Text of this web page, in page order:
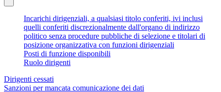
Incarichi dirigenziali, a qualsiasi titolo conferiti, ivi inclusi
quelli conferiti discrezionalmente dall'organo di indirizzo
politico senza procedure pubbliche di selezione e titolari di
posizione organizzativa con funzioni dirigenziali
Posti di funzione disponibili
Ruolo dirigenti
Dirigenti cessati
Sanzioni per mancata comunicazione dei dati